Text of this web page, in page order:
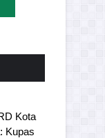
Kota
Kupas